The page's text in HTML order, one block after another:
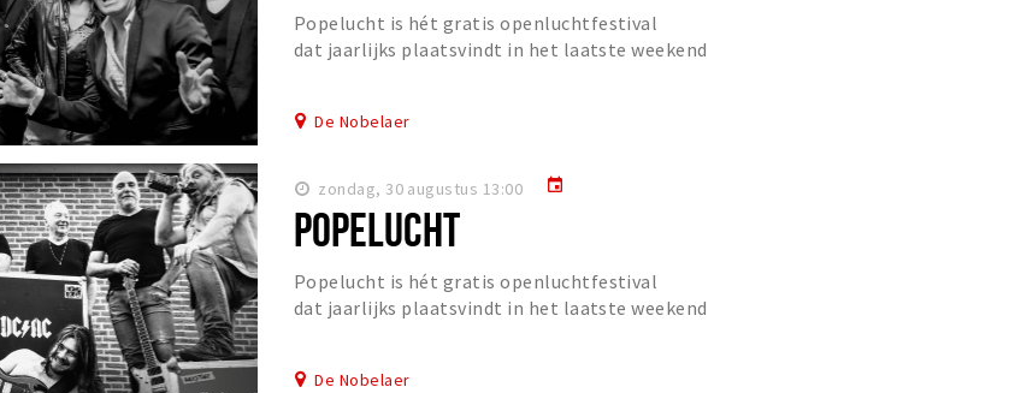
Popelucht is hét gratis openluchtfestival
dat jaarlijks plaatsvindt in het laatste weekend
De Nobelaer
zondag, 30 augustus 13:00 event
POPELUCHT
Popelucht is hét gratis openluchtfestival
dat jaarlijks plaatsvindt in het laatste weekend
De Nobelaer